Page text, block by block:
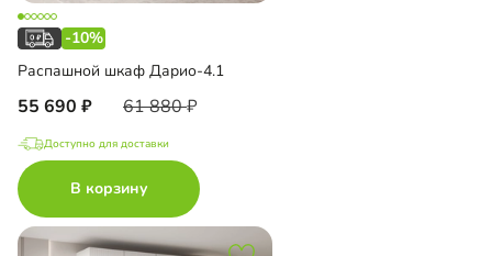
-10%
Распашной шкаф Дарио-4.1
55 690 61 880
Доступно для доставки
В корзину